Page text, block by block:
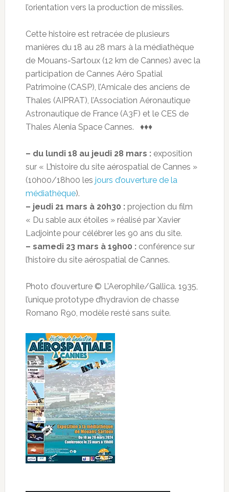
l’orientation vers la production de missiles.
Cette histoire est retracée de plusieurs
manières du 18 au 28 mars à la médiathèque
de Mouans-Sartoux (12 km de Cannes) avec la
participation de Cannes Aéro Spatial
Patrimoine (CASP), l’Amicale des anciens de
Thales (AIPRAT), l’Association Aéronautique
Astronautique de France (A3F) et le CES de
Thales Alenia Space Cannes. ♦♦♦
– du lundi 18 au jeudi 28 mars :exposition
sur « L’histoire du site aérospatial de Cannes »
(10h00/18h00 les jours d’ouverture de la
médiathèque).
– jeudi 21 mars à 20h30 : projection du film
« Du sable aux étoiles » réalisé par Xavier
Ladjointe pour célébrer les 90 ans du site.
– samedi 23 mars à 19h00 : conférence sur
l’histoire du site aérospatial de Cannes.
Photo d’ouverture © L’Aerophile/Gallica. 1935,
l’unique prototype d’hydravion de chasse
Romano R90, modèle resté sans suite.